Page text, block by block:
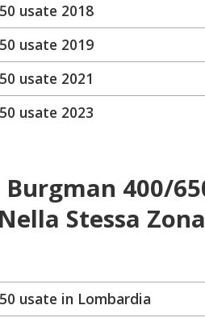
usate 2018
usate 2019
usate 2021
usate 2023
Burgman 400/
Stessa Zona
usate in Lombardia